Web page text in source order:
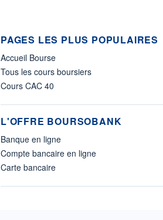
PAGES LES PLUS POPULAIRES
Accueil Bourse
Tous les cours boursiers
Cours CAC 40
L'OFFRE BOURSOBANK
Banque en ligne
Compte bancaire en ligne
Carte bancaire